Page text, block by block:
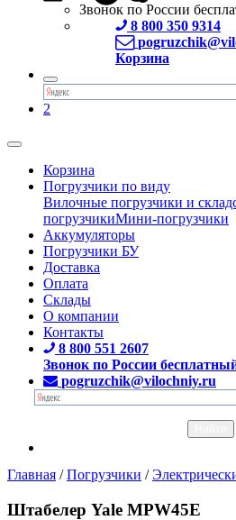
Звонок по России
8 800 350 9314
Корзина
2
Корзина
Погрузчики по виду
Вилочные погрузчики и
погрузчикиМини-погрузчики
Аккумуляторы
Погрузчики БУ
Доставка
Оплата
Склады
О компании
Контакты
8 800 551 2607
Звонок по России
pogruzchik@vilochniy.ru
Главная /Погрузчики /
Штабелер Yale MPW45E